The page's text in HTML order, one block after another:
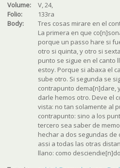
Volume:
V, 24,
Folio:
133ra
Body:
Tres cosas mirare en el
La primera en que
porque un passo hare si
otro si quinta, y otro si
punto se sigue en el canto
estoy. Porque si abaxa el
sube otro. Si segunda se
contrapunto dema[n]dare,
darle hemos otro. Deve el
vista: no tan solamente al
contrapunto: sino a los
tercero sea saber de
hechar a dos segundas de
assi a todas las otras
llano: como